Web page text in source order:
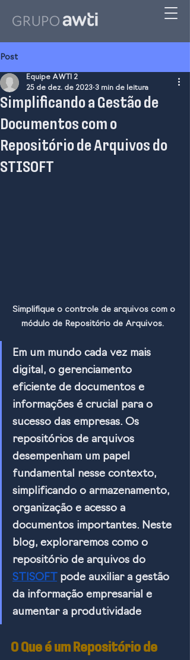
Post
Simplificando a Gestão de
Documentos com o
Repositório de Arquivos do
STISOFT
Equipe AWTI 2
25 de dez. de 2023 3 min de leitura
Simplifique o controle de arquivos com o
módulo de Repositório de Arquivos.
Em um mundo cada vez mais
digital, o gerenciamento
eficiente de documentos e
informações é crucial para o
sucesso das empresas. Os
repositórios de arquivos
desempenham um papel
fundamental nesse contexto,
simplificando o armazenamento,
organização e acesso a
documentos importantes. Neste
blog, exploraremos como o
repositório de arquivos do
STISOFT pode auxiliar a gestão
da informação empresarial e
aumentar a produtividade
O Que é um Repositório de